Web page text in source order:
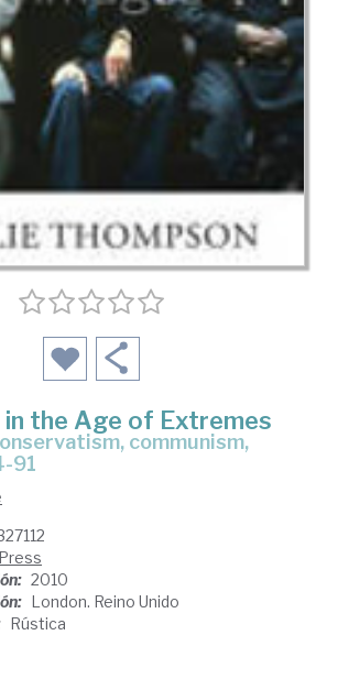
in the Age of Extremes
91
2010
London. Reino Unido
Rústica